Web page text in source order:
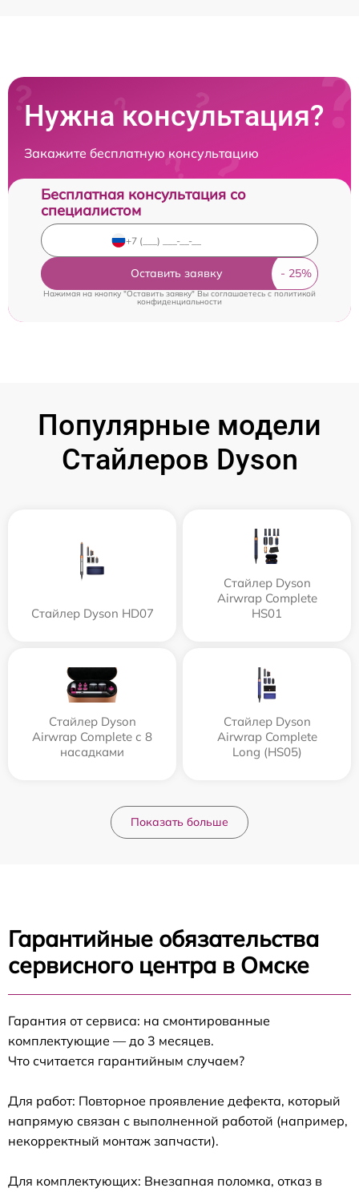
Нужна консультация?
Закажите бесплатную консультацию
Бесплатная консультация со
специалистом
Оставить заявку
Нажимая на кнопку "Оставить заявку" Вы соглашаетесь cполитикой
конфиденциальности
Популярные модели
Стайлеров Dyson
Стайлер Dyson HD07
Стайлер Dyson
Airwrap Complete
HS01
Стайлер Dyson
Airwrap Complete с 8
насадками
Стайлер Dyson
Airwrap Complete
Long (HS05)
Показать больше
Гарантийные обязательства
сервисного центра в Омске
Гарантия от сервиса: на смонтированные
комплектующие — до 3 месяцев.
Что считается гарантийным случаем?
Для работ: Повторное проявление дефекта, который
напрямую связан с выполненной работой (например,
некорректный монтаж запчасти).
Для комплектующих: Внезапная поломка, отказ в